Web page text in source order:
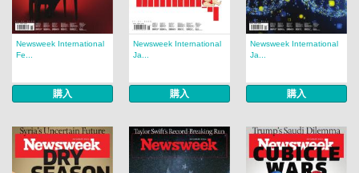
Newsweek International
Fe...
購入
Newsweek International
Ja...
購入
Newsweek International
Ja...
購入